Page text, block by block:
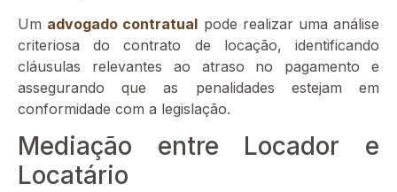
Um advogado contratual pode realizar uma análise
criteriosa do contrato de locação, identificando
cláusulas relevantes ao atraso no pagamento e
assegurando que as penalidades estejam em
conformidade com a legislação.
Mediação entre Locador e
Locatário